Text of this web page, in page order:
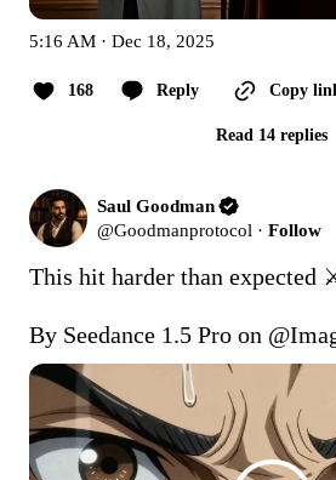
5:16 AM · Dec 18, 2025
168 Reply Copy
Read 14 replies
Saul Goodman
@Goodmanprotocol · Follow
This hit harder than expected
By Seedance 1.5 Pro on